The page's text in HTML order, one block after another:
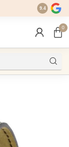
9.4
0